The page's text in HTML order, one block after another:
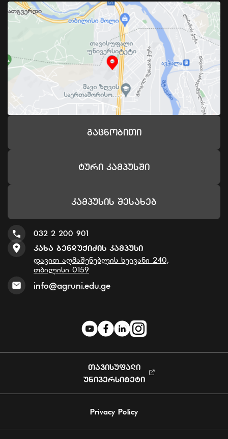
Გაცნობითი
Ტური Კამპუსში
Კამპუსის Შესახებ
032 2 200 901
Კახა Ბენდუქიძის Კამპუსი
დავით აღმაშენებლის ხეივანი 240,
თბილისი 0159
info@agruni.edu.ge
ᲗᲐᲕᲘᲡᲣᲤᲐᲚᲘ
ᲣᲜᲘᲕᲔᲠᲡᲘᲢᲔᲢᲘ
Privacy Policy